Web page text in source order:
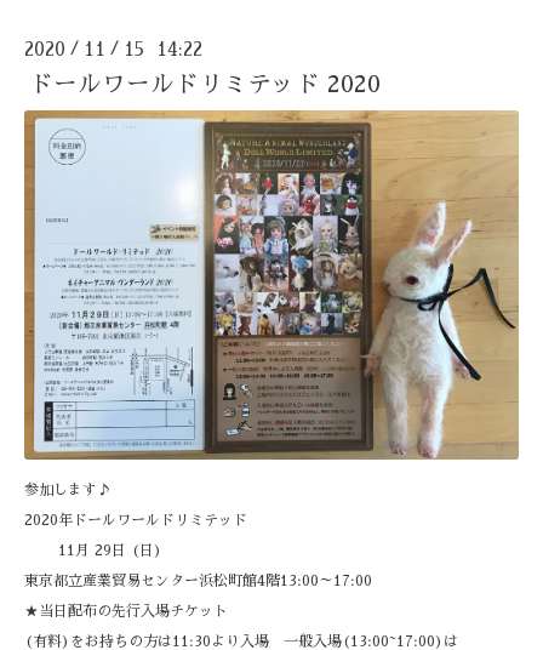
2020 / 11 / 15 14:22
ドールワールドリミテッド 2020
参加します♪
2020年ドールワールドリミテッド
11月 29日 (日)
東京都立産業貿易センター浜松町館4階13:00～17:00
★当日配布の先行入場チケット
(有料)をお持ちの方は11:30より入場 一般入場(13:00~17:00)は